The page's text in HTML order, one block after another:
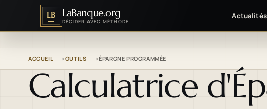
LB LaBanque.org
DÉCIDER AVEC MÉTHODE
Actualités
ACCUEIL OUTILS ÉPARGNE PROGRAMMÉE
Calculatrice